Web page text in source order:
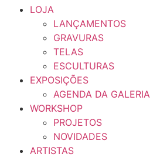
LOJA
LANÇAMENTOS
GRAVURAS
TELAS
ESCULTURAS
EXPOSIÇÕES
AGENDA DA GALERIA
WORKSHOP
PROJETOS
NOVIDADES
ARTISTAS